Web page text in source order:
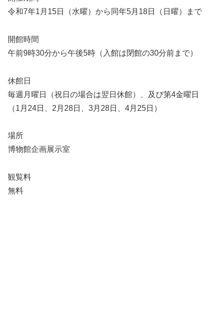
令和7年1月15日（水曜）から同年5月18日（日曜）まで
開館時間
午前9時30分から午後5時（入館は閉館の30分前まで）
休館日
毎週月曜日（祝日の場合は翌日休館）、及び第4金曜日
（1月24日、2月28日、3月28日、4月25日）
場所
博物館企画展示室
観覧料
無料